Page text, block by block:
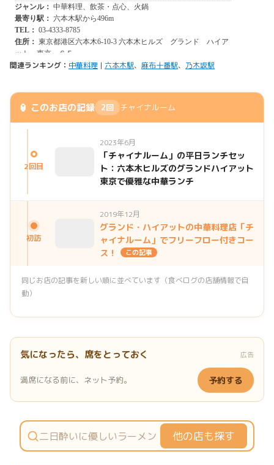
関連ランキング： 中華料理 | 六本木駅、 麻布十番駅、 乃木坂駅
🏮 このお店の記録 2回 チャイナルーム
2回目
2023年6月
「チャイナルーム」の平日ランチセッ
ト：六本木ヒルズのグランドハイアット
東京で優雅な中華ランチ
初訪
2019年12月
グランド・ハイアットの中華料理店「チ
ャイナルーム」でフリーフロー付きコー
ス！
この記事
同じお店の記事を新しい順に並べています（食べログの店舗情報で自
動）
気になったら、席をとっておく 広告
満席になる前に、ネット予約。 予約する
他の店も探す